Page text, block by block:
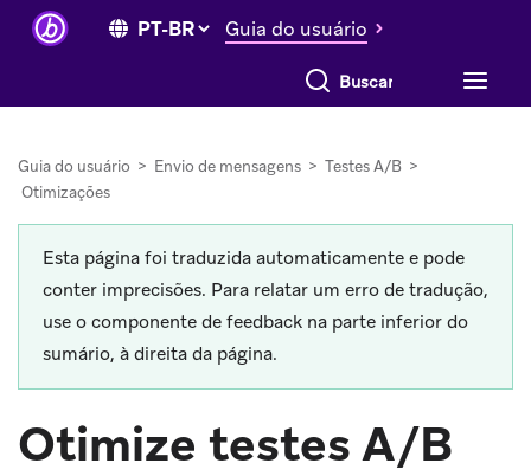
Guia do usuário
Buscar tudo
Guia do usuário > Envio de mensagens > Testes A/B >
Otimizações
Esta página foi traduzida automaticamente e pode
conter imprecisões. Para relatar um erro de tradução,
use o componente de feedback na parte inferior do
sumário, à direita da página.
Otimize testes A/B